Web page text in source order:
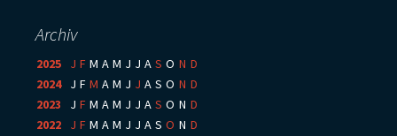
Archiv
2025 J F M A M J J A S O N D
2024: J F M A M J J A S O N D
2023
J F M A M J J A S O N D
2022
J F M A M J J A S O N D